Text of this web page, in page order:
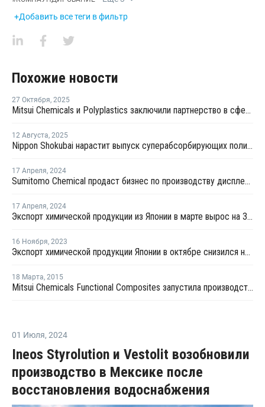
+Добавить все теги в фильтр
Похожие новости
27 Октября, 2025
Mitsui Chemicals и Polyplastics заключили партнерство в сфере маркетинга инженерных пластиков
12 Августа, 2025
Nippon Shokubai нарастит выпуск суперабсорбирующих полимеров
17 Апреля, 2024
Sumitomo Chemical продаст бизнес по производству дисплеев в Китае
17 Апреля, 2024
Экспорт химической продукции из Японии в марте вырос на 3,9% на фоне инфляции иены
16 Ноября, 2023
Экспорт химической продукции Японии в октябре снизился на 7,9%
18 Марта, 2015
Mitsui Chemicals Functional Composites запустила производство компаундов в Китае
01 Июля, 2024
Ineos Styrolution и Vestolit возобновили
производство в Мексике после
восстановления водоснабжения